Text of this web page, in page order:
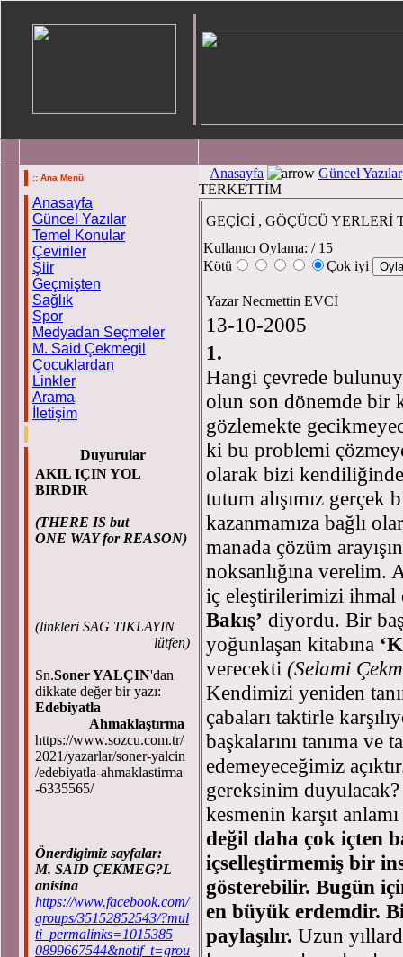
:: Ana Menü
Anasayfa
Güncel Yazılar
Temel Konular
Çeviriler
Şiir
Geçmişten
Sağlık
Spor
Medyadan Seçmeler
M. Said Çekmegil
Çocuklardan
Linkler
Arama
İletişim
Duyurular
AKIL IÇIN YOL
BIRDIR
(THERE IS but
ONE WAY for REASON)
(linkleri SAG TIKLAYIN
lütfen)
Sn.Soner YALÇIN'dan
dikkate değer bir yazı:
Edebiyatla
Ahmaklaştırma
https://www.sozcu.com.tr/
2021/yazarlar/soner-yalcin
/edebiyatla-ahmaklastirma
-6335565/
Önerdigimiz sayfalar:
M. SAID ÇEKMEG?L
anisina
https://www.facebook.com/
groups/35152852543/?mul
ti_permalinks=1015385
0899667544&notif_t=grou
Anasayfa
Güncel Yazılar
TERKETTİM
GEÇİCİ , GÖÇÜCÜ YERLERİ
Kullanıcı Oylama: / 15
Kötü
Çok iyi
Yazar Necmettin EVCİ
13-10-2005
1.
Hangi çevrede
olun son dönemde bir
gözlemekte
ki bu problemi
olarak bizi
tutum alışımız gerçek
kazanmamıza bağlı
manada çözüm
noksanlığına verelim.
iç eleştirilerimizi ihmal
Bakış’ diyordu. Bir
yoğunlaşan kitabına
verecekti (Selami
Kendimizi yeniden
çabaları taktirle
başkalarını tanıma ve
edemeyeceğimiz
gereksinim duyulacak?
kesmenin karşıt
değil daha çok içten
içselleştirmemiş bir
gösterebilir. Bugün
en büyük erdemdir.
paylaşılır. Uzun